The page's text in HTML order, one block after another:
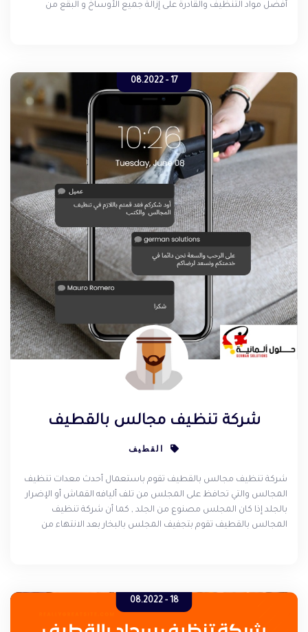
أفضل مواد التنظيف والقادرة على إزالة جميع الأوساخ و البقع من
17 - 08.2022
شركة تنظيف مجالس بالقطيف
القطيف
شركة تنظيف مجالس بالقطيف تقوم باستعمال أحدث معدات تنظيف
المجالس والتي تحافظ على المجلس من تلف أليافه القماش أو الإضرار
بالجلد إذا كان المجلس مصنوع من الجلد , كما أن شركة تنظيف
المجالس بالقطيف تقوم بتجفيف المجلس بالبخار بعد الانتهاء من
18 - 08.2022